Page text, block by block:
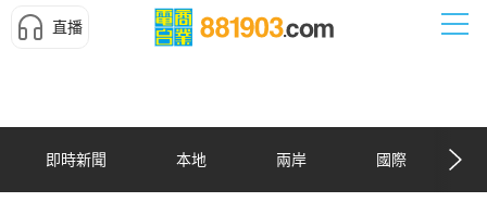
直播
即時新聞 本地 兩岸 國際